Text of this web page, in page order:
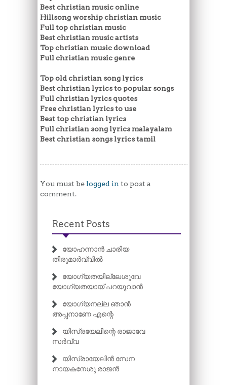
Best christian music online
Hillsong worship christian music
Full top christian music
Best christian music artists
Top christian music download
Full christian music genre
Top old christian song lyrics
Best christian lyrics to popular songs
Full christian lyrics quotes
Free christian lyrics to use
Best top christian lyrics
Full christian song lyrics malayalam
Best christian songs lyrics tamil
You must be logged in to post a
comment.
Recent Posts
യോഹന്നാൻ ചാരിയ
തിരുമാർവ്വിൽ
യോഗ്യതയില്ലേശുവേ
യോഗ്യതയായ് പറയുവാൻ
യോഗ്യനല്ല ഞാൻ
അപ്പനാണേ എന്റെ
യിസ്രയേലിന്റെ രാജാവേ
സർവ്വ
യിസ്രായേലിൻ സേന
നായകനേശു രാജൻ